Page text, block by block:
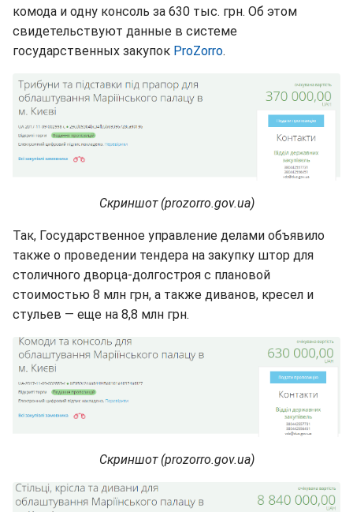
комода и одну консоль за 630 тыс. грн. Об этом
свидетельствуют данные в системе
государственных закупок ProZorro.
Скриншот (prozorro.gov.ua)
Так, Государственное управление делами объявило
также о проведении тендера на закупку штор для
столичного дворца-долгостроя с плановой
стоимостью 8 млн грн, а также диванов, кресел и
стульев — еще на 8,8 млн грн.
Скриншот (prozorro.gov.ua)